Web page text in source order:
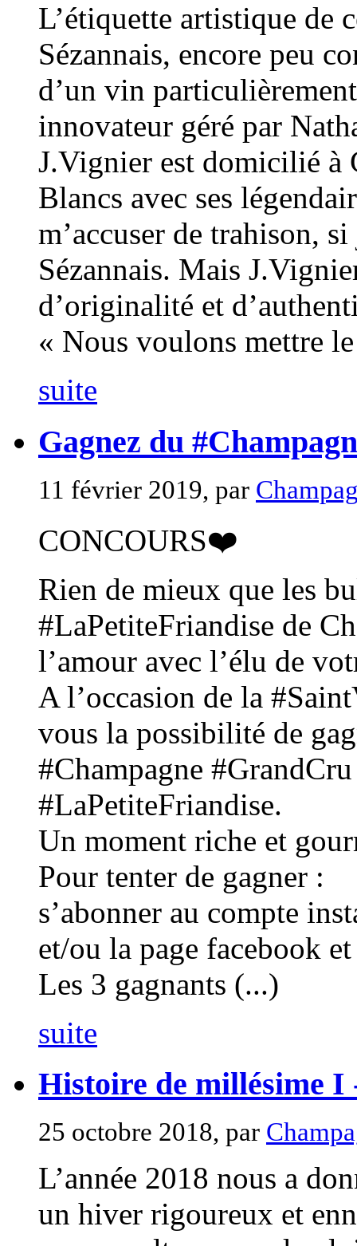
L’étiquette artistique de
Sézannais, encore peu
d’un vin
innovateur géré par
J.Vignier est domicilié à
Blancs avec ses
m’accuser de trahison,
Sézannais. Mais
d’originalité et
« Nous voulons mettre
suite
Gagnez du
11 février 2019, par
CONCOURS❤️
Rien de mieux que les
#LaPetiteFriandise de
l’amour avec l’élu de
A l’occasion de la
vous la possibilité de
#Champagne
#LaPetiteFriandise.
Un moment riche et
Pour tenter de gagner :
s’abonner au compte
et/ou la page facebook
Les 3 gagnants (...)
suite
Histoire de millésime I
25 octobre 2018, par
L’année 2018 nous a
un hiver rigoureux et